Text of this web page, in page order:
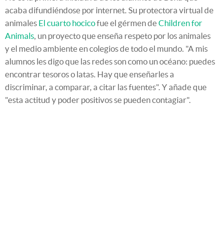
acaba difundiéndose por internet. Su protectora virtual de
animales El cuarto hocicofue el gérmen deChildren for
Animals, un proyecto que enseña respeto por los animales
y el medio ambiente en colegios de todo el mundo. "A mis
alumnos les digo que las redes son como un océano: puedes
encontrar tesoros o latas. Hay que enseñarles a
discriminar, a comparar, a citar las fuentes". Y añade que
"esta actitud y poder positivos se pueden contagiar".